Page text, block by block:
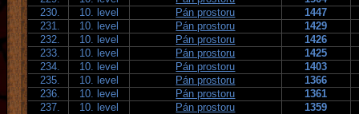
230.
10. level Pán prostoru
1447
231.
10. level Pán prostoru
1429
232.
10. level Pán prostoru
1426
233.
10. level Pán prostoru
1425
234.
10. level Pán prostoru
1403
235.
10. level Pán prostoru
1366
236.
10. level Pán prostoru
1361
237.
10. level Pán prostoru 1359